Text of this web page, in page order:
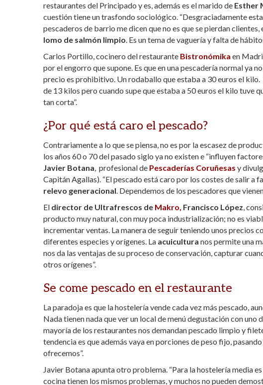
restaurantes del Principado y es, además es el marido de Esther
cuestión tiene un trasfondo sociológico. “Desgraciadamente
pescaderos de barrio me dicen que no es que se pierdan
lomo de salmón limpio. Es un tema de vaguería y falta de
Carlos Portillo, cocinero del restaurante Bistronómika en
por el engorro que supone. Es que en una pescadería normal ya
precio es prohibitivo. Un rodaballo que estaba a 30 euros el kilo.
de 13 kilos pero cuando supe que estaba a 50 euros el kilo tuve
tan corta”.
¿Por qué está caro el pescado?
Contrariamente a lo que se piensa, no es por la escasez de
los años 60 o 70 del pasado siglo ya no existen e “influyen
Javier Botana, profesional de Pescaderías Coruñesas y
Capitán Agallas). “El pescado está caro por los costes de salir a
relevo generacional. Dependemos de los pescadores que
El director de Ultrafrescos de Makro, Francisco López,
producto muy natural, con muy poca industrialización; no es
incrementar ventas. La manera de seguir teniendo unos precios
diferentes especies y orígenes. La acuicultura nos permite una
nos da las ventajas de su proceso de conservación, capturar
otros orígenes”.
Se come pescado en el restaurante
La paradoja es que la hostelería vende cada vez más pescado,
Nada tienen nada que ver un local de menú degustación con uno
mayoría de los restaurantes nos demandan pescado limpio y
tendencia es que además vaya en porciones de peso fijo,
ofrecemos”.
Javier Botana apunta otro problema. “Para la hostelería media
cocina tienen los mismos problemas, y muchos no pueden